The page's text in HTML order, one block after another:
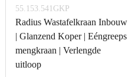
55.153.541GKP
Radius Wastafelkraan Inbouw
| Glanzend Koper | Eéngreeps
mengkraan | Verlengde
uitloop